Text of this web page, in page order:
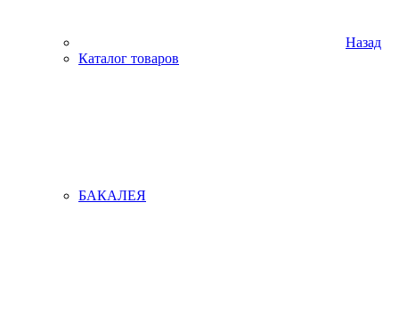
Назад
Каталог товаров
БАКАЛЕЯ